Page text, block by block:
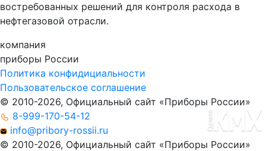
востребованных решений для контроля расхода в
нефтегазовой отрасли.
компания
приборы России
Политика конфидициальности
Пользовательское соглашение
© 2010-2026, Официальный сайт «Приборы России»
8-999-170-54-12
info@pribory-rossii.ru
© 2010-2026, Официальный сайт «Приборы России»